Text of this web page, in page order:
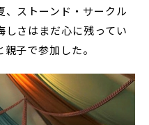
ストーンド・サークル
しさはまだ心に残ってい
子で参加した。